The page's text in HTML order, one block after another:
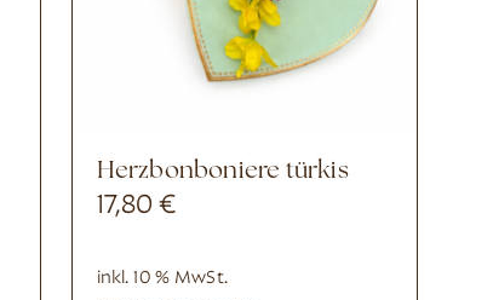
Herzbonboniere türkis
17,80 €
inkl. 10 % MwSt.